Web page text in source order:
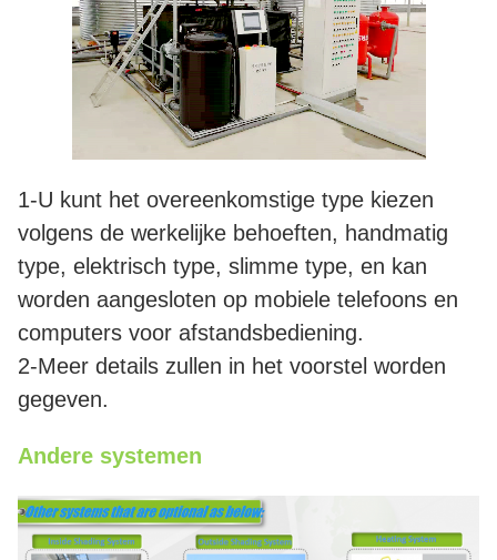
1-U kunt het overeenkomstige type kiezen
volgens de werkelijke behoeften, handmatig
type, elektrisch type, slimme type, en kan
worden aangesloten op mobiele telefoons en
computers voor afstandsbediening.
2-Meer details zullen in het voorstel worden
gegeven.
Andere systemen